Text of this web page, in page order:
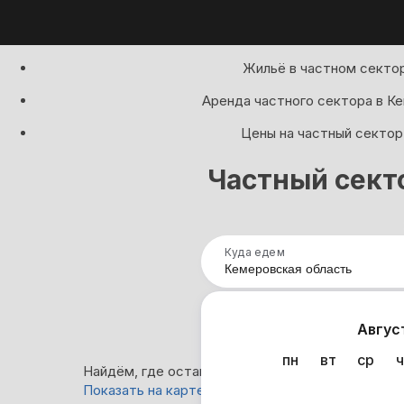
Жильё в частном
Аренда частного сектора в
Цены на частный
Частный
Куда едем
пн
вт ср
Найдём, где остановиться в Кемеровской
Показать на карте